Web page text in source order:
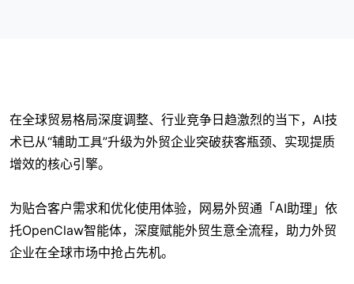
在全球贸易格局深度调整、行业竞争日趋激烈的当下，AI技
术已从“辅助工具”升级为外贸企业突破获客瓶颈、实现提质
增效的核心引擎。
为贴合客户需求和优化使用体验，网易外贸通「AI助理」依
托OpenClaw智能体，深度赋能外贸生意全流程，助力外贸
企业在全球市场中抢占先机。